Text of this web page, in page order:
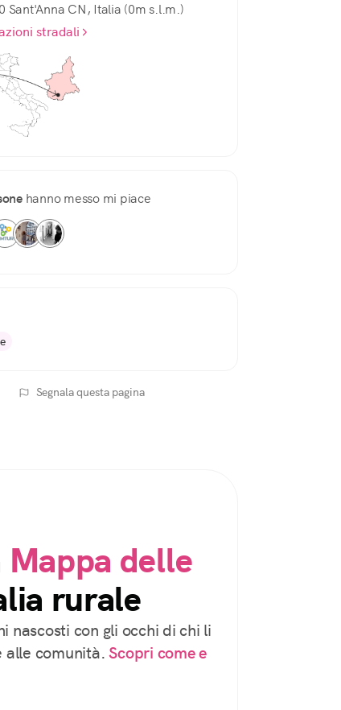
Sant'Anna CN, Italia (0m s.l.m.)
stradali
hanno messo mi piace
Segnala questa pagina
Mappa delle
rurale
nascosti con gli occhi di chi li
alle comunità. Scopri come e